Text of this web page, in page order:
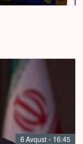
6 Avqust - 16:45